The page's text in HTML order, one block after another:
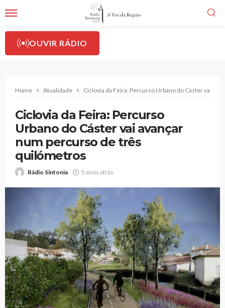
OUVIR RÁDIO
Home Atualidade Ciclovia da Feira: Percurso Urbano do Cáster vai
Ciclovia da Feira: Percurso
Urbano do Cáster vai avançar
num percurso de três
quilómetros
Rádio Sintonia 5 anos atrás